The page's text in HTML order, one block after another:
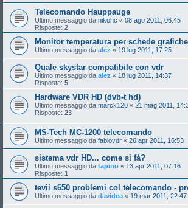
Telecomando Hauppauge
Ultimo messaggio da nikohc « 08 ago 2011, 06:45
Risposte: 2
Monitor temperatura per schede
Ultimo messaggio da alez « 19 lug 2011, 17:25
Quale skystar compatibile con vdr
Ultimo messaggio da alez « 18 lug 2011, 14:37
Risposte: 5
Hardware VDR HD (dvb-t hd)
Ultimo messaggio da marck120 « 21 mag 2011,
Risposte: 23
MS-Tech MC-1200 telecomando
Ultimo messaggio da fabiovdr « 26 apr 2011, 16:53
sistema vdr HD... come si fà?
Ultimo messaggio da tapino « 13 apr 2011, 07:16
Risposte: 1
tevii s650 problemi col telecomando -
Ultimo messaggio da davidea« 19 mar 2011, 22:47